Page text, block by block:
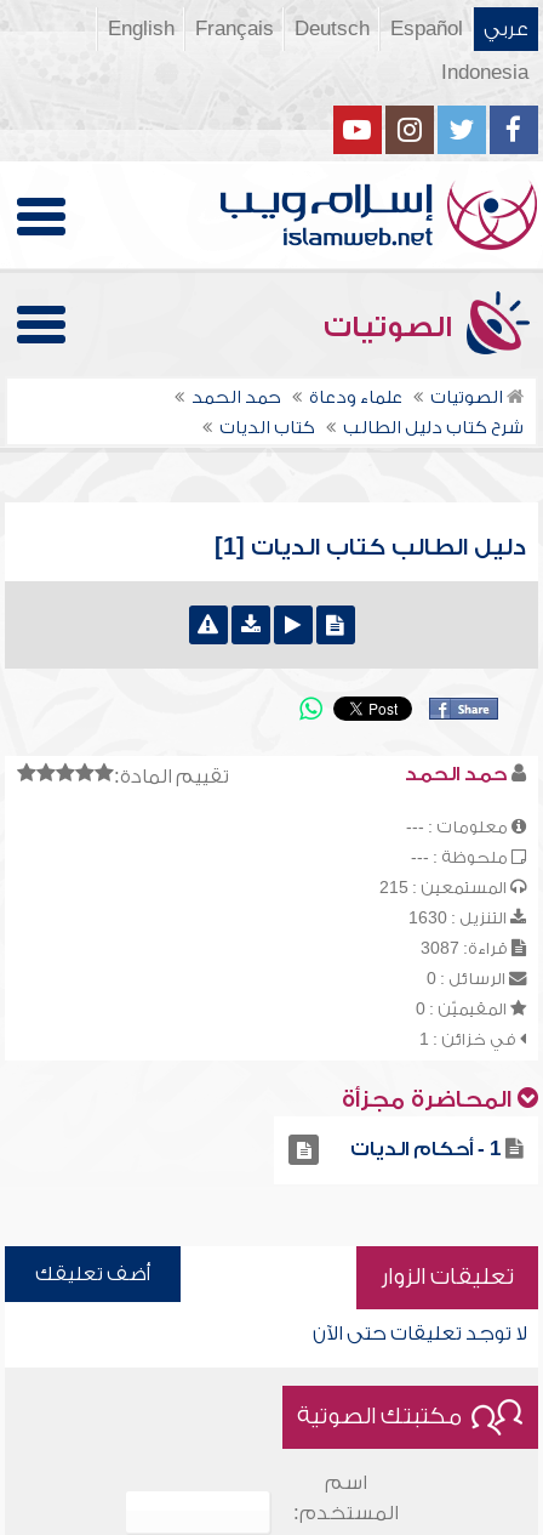
عربي Español
Deutsch
Français
English
Indonesia
الصوتيات
الصوتيات علماء ودعاة
حمد الحمد
شرح كتاب دليل الطالب
كتاب الديات
دليل الطالب كتاب الديات [1]
تقييم المادة: حمد الحمد
معلومات : ---
ملحوظة : ---
المستمعين : 215
التنزيل : 1630
قراءة: 3087
الرسائل : 0
المقيميّن : 0
في خزائن : 1
المحاضرة مجزأة
1 - أحكام الديات
تعليقات الزوار أضف تعليقك
لا توجد تعليقات حتى الآن
مكتبتك الصوتية
اسم
المستخدم: